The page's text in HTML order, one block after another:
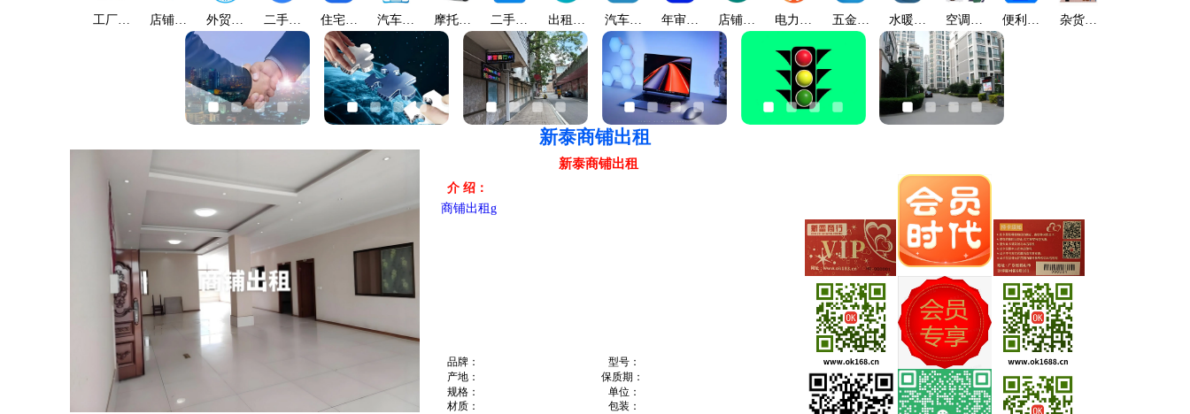
工厂智
店铺商
外贸贸
易
二手楼
宇
住宅出
租
汽车世
界
摩托机
车
二手小
车
出租货
车
汽车修
理
年审证
照
店铺货
架
电力能
源
五金电
器
水暖卫
浴
空调安
装
便利驿
杂货店
新泰商铺出租
新泰商铺出租
介 绍：
商铺出租g
品牌：
型号：
产地：
保质期：
规格：
单位：
材质：
包装：